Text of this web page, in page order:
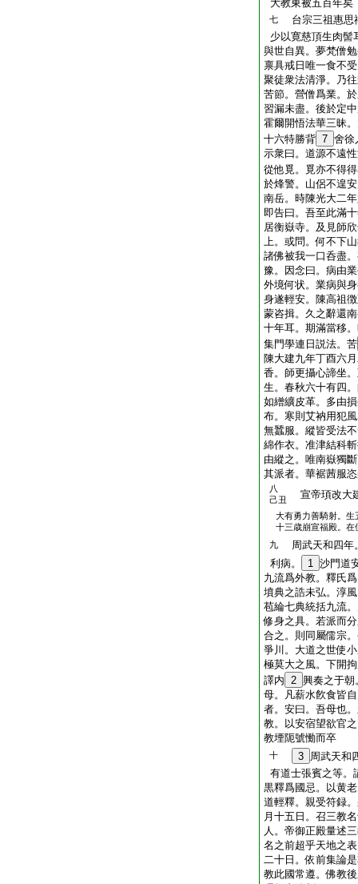
大教東被五百年矣
七
台宗三祖惠思
少以寛慈頂生肉髻
與世自異。夢梵僧
禀具戒日唯一食不
聚徒衆法清淨。乃
苦節。營僧爲業。
習漏未盡。後於定
霍爾開悟法華三昧
十六特勝背 7 舍徐
示衆曰。道源不遠
從他覓。覓亦不得
於烽警。山侶不遑
南岳。時陳光大二
即告曰。吾至此滿
居衡嶽寺。及見師
上。或問。何不下
諸佛被我一口呑盡
豫。因念曰。病由
外境何状。業病與
身遂輕安。陳高祖
蒙咨揖。久之辭還
十年耳。期滿當移
集門學連日説法。苦
陳大建九年丁酉六
香。師更攝心諦坐
生。春秋六十有四
如繒纊皮革。多由
布。寒則艾衲用犯
無蠶服。縱皆受法
綿作衣。准津結科
由縱之。唯南嶽獨
其派者。華裾茜服
八
己丑
宣帝頊改大
大有勇力善騎射。生
十三歳崩宣福殿。在
九
周武天和四年
利病。
1 沙門道
九流爲外教。釋氏
墳典之誥未弘。淳
苞綸七典統括九流
修身之具。若派而
合之。則同屬儒宗
爭川。大道之世使
極莫大之風。下開
譯内 2 興奏之于朝
母。凡薪水飮食皆
者。安曰。吾母也
教。以安宿望欲官
教堙阨號慟而卒
十 3 周武天和
有道士張賓之等。
黒釋爲國忌。以黄
道輕釋。親受符録
月十五日。召三教
人。帝御正殿量述
名之前超乎天地之
二十日。依前集論
教此國常遵。佛教